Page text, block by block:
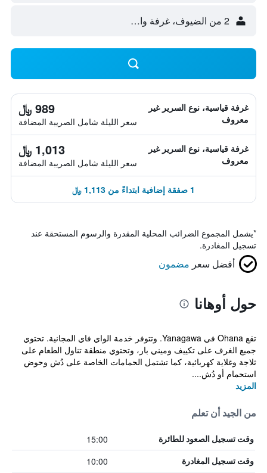
2 من الضيوف، غرفة واحدة
غرفة قياسية، نوع السرير غير
معروف
989 ﷼
سعر الليلة شامل الصريبة المضافة
غرفة قياسية، نوع السرير غير
معروف
1,013 ﷼
سعر الليلة شامل الصريبة المضافة
1 صفقة إضافية ابتداءً من 1,113 ﷼
*يشمل المجموع الضرائب المحلية المقدرة والرسوم المستحقة عند
تسجيل المغادرة.
أفضل سعر مضمون
حول أوهانا
تقع Ohana في Yanagawa. وتتوفر خدمة الواي فاي المجانية. تحتوي
جميع الغرف على تكييف وميني بار، وتحتوي منطقة تناول الطعام على
ثلاجة وغلاية كهربائية، كما تشتمل الحمامات الخاصة على دُش وحوض
استحمام أو دُش....
المزيد
من الجيد أن تعلم
وقت تسجيل الصعود للطائرة 15:00
وقت تسجيل المغادرة 10:00